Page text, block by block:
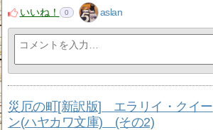
いいね！
0 aslan
災厄の町[新訳版] エラリイ・クイー
ン(ハヤカワ文庫) (その2)